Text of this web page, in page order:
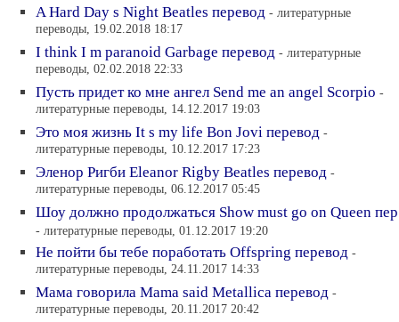
A Hard Day s Night Beatles перевод - литературные
переводы, 19.02.2018 18:17
I think I m paranoid Garbage перевод - литературные
переводы, 02.02.2018 22:33
Пусть придет ко мне ангел Send me an angel Scorpio -
литературные переводы, 14.12.2017 19:03
Это моя жизнь It s my life Bon Jovi перевод -
литературные переводы, 10.12.2017 17:23
Эленор Ригби Eleanor Rigby Beatles перевод -
литературные переводы, 06.12.2017 05:45
Шоу должно продолжаться Show must go on Queen пер
- литературные переводы, 01.12.2017 19:20
Не пойти бы тебе поработать Offspring перевод -
литературные переводы, 24.11.2017 14:33
Мама говорила Mama said Metallica перевод -
литературные переводы, 20.11.2017 20:42